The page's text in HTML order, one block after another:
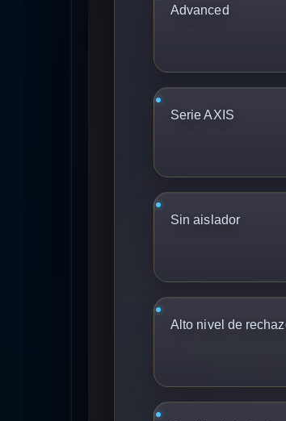
Advanced
Serie AXIS
Sin aislador
Alto nivel de